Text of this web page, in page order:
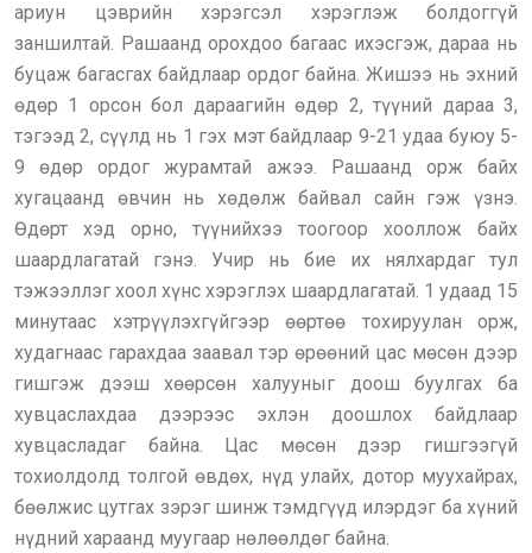
ариун цэврийн хэрэгсэл хэрэглэж болдоггүй
заншилтай. Рашаанд орохдоо багаас ихэсгэж, дараа нь
буцаж багасгах байдлаар ордог байна. Жишээ нь эхний
өдөр 1 орсон бол дараагийн өдөр 2, түүний дараа 3,
тэгээд 2, сүүлд нь 1 гэх мэт байдлаар 9-21 удаа буюу 5-
9 өдөр ордог журамтай ажээ. Рашаанд орж байх
хугацаанд өвчин нь хөдөлж байвал сайн гэж үзнэ.
Өдөрт хэд орно, түүнийхээ тоогоор хооллож байх
шаардлагатай гэнэ. Учир нь бие их нялхардаг тул
тэжээллэг хоол хүнс хэрэглэх шаардлагатай. 1 удаад 15
минутаас хэтрүүлэхгүйгээр өөртөө тохируулан орж,
худагнаас гарахдаа заавал тэр өрөөний цас мөсөн дээр
гишгэж дээш хөөрсөн халууныг доош буулгах ба
хувцаслахдаа дээрээс эхлэн доошлох байдлаар
хувцасладаг байна. Цас мөсөн дээр гишгээгүй
тохиолдолд толгой өвдөх, нүд улайх, дотор муухайрах,
бөөлжис цутгах зэрэг шинж тэмдгүүд илэрдэг ба хүний
нүдний хараанд муугаар нөлөөлдөг байна.